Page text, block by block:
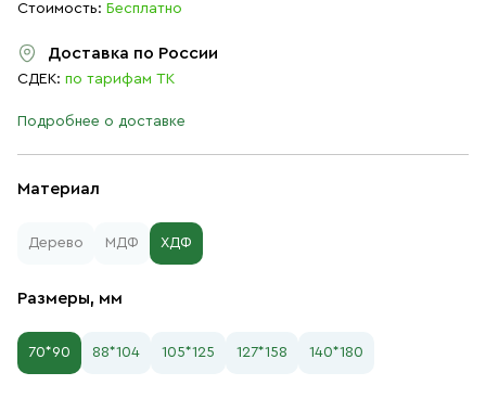
Материал
Дерево МДФ ХДФ
Размеры, мм
70*90 88*104 105*125 127*158 140*180
Стоимость: Бесплатно
Доставка по России
СДЕК: по тарифам ТК
Подробнее о доставке